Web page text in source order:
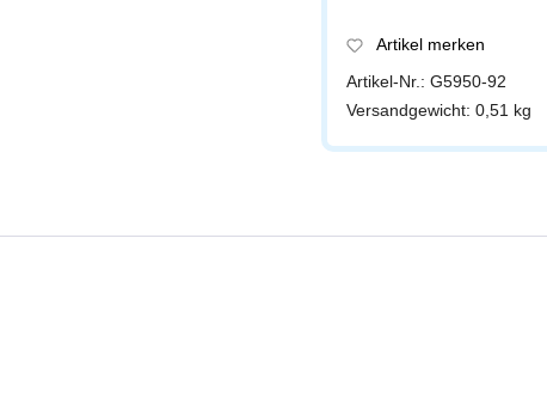
Artikel merken
Artikel-Nr.:G5950-92
Versandgewicht:0,51 kg